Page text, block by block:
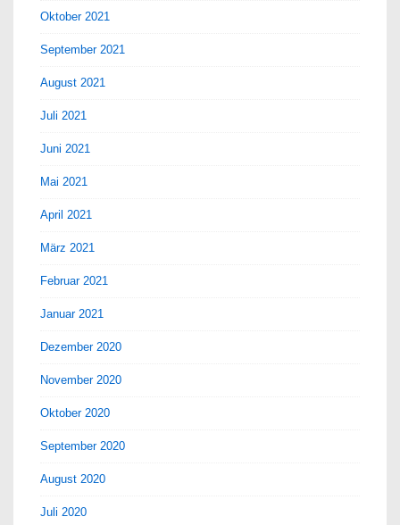
Oktober 2021
September 2021
August 2021
Juli 2021
Juni 2021
Mai 2021
April 2021
März 2021
Februar 2021
Januar 2021
Dezember 2020
November 2020
Oktober 2020
September 2020
August 2020
Juli 2020